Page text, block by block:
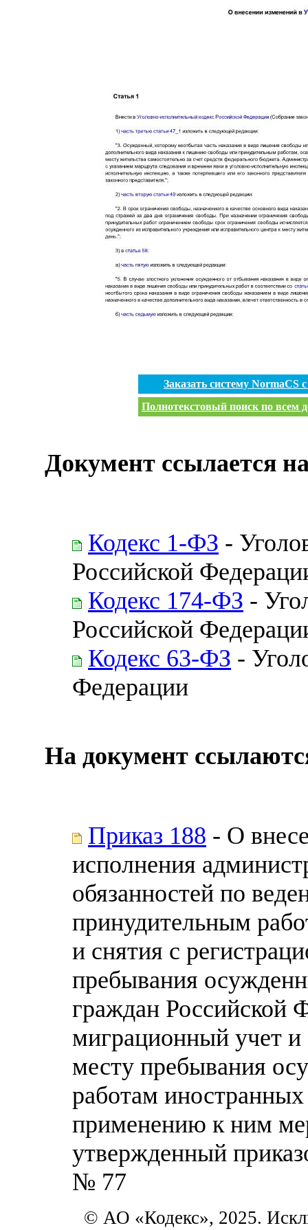
Заказать систему
Полнотекстовый поиск по всем
Документ ссылается
Кодекс 1-ФЗ -
Российской
Кодекс 174-ФЗ -
Российской
Кодекс 63-ФЗ -
Федерации
На документ
Приказ 188 - О
исполнения
обязанностей по
принудительным
и снятия с
пребывания
граждан Российской
миграционный учет и
месту пребывания
работам
применению к ним
утвержденный
№ 77
© АО «Кодекс», 2025.